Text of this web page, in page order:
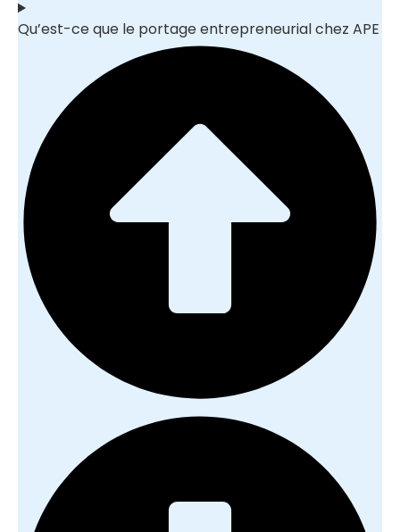
Qu’est-ce que le portage entrepreneurial chez APE